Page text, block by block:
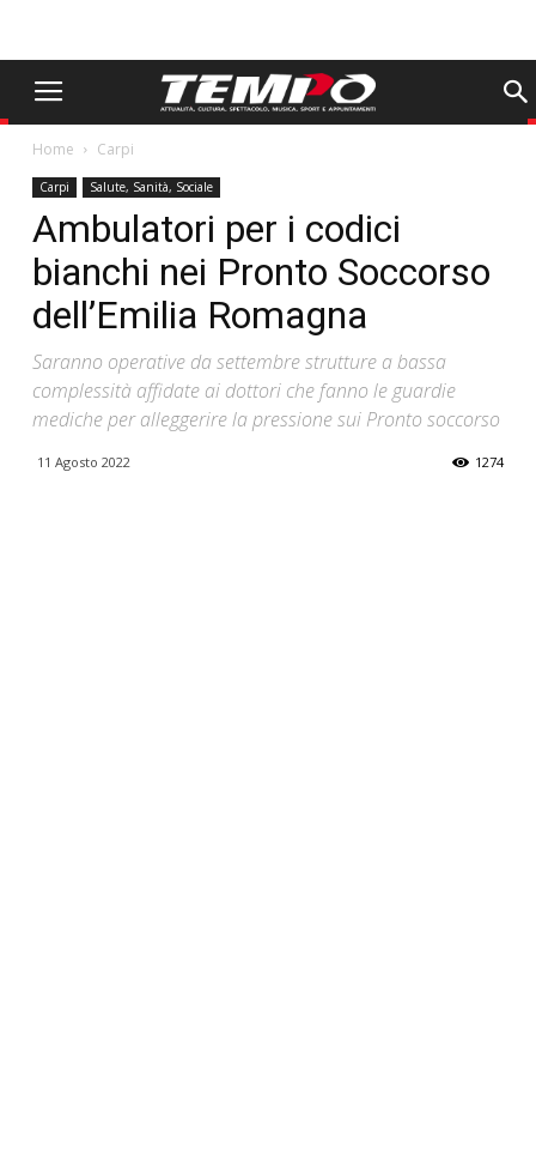
Home Carpi
Carpi Salute, Sanità, Sociale
Ambulatori per i codici
bianchi nei Pronto Soccorso
dell’Emilia Romagna
Saranno operative da settembre strutture a bassa
complessità affidate ai dottori che fanno le guardie
mediche per alleggerire la pressione sui Pronto soccorso
11 Agosto 2022 1274